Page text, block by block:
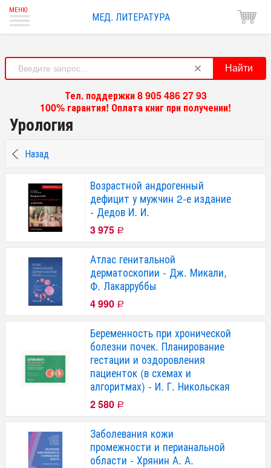
МЕД. ЛИТЕРАТУРА
Найти
Тел. поддержки 8 905 486 27 93
100% гарантия! Оплата книг при получении!
Урология
Назад
Возрастной андрогенный
дефицит у мужчин 2-е издание
- Дедов И. И.
3 975 Р
Атлас генитальной
дерматоскопии - Дж. Микали,
Ф. Лакарруббы
4 990 Р
Беременность при хронической
болезни почек. Планирование
гестации и оздоровления
пациенток (в схемах и
алгоритмах) - И. Г. Никольская
2 580 Р
Заболевания кожи
промежности и перианальной
области - Хрянин А. А.